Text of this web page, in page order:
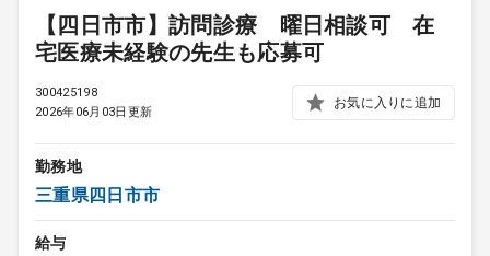
【四日市市】訪問診療 曜日相談可 在
宅医療未経験の先生も応募可
300425198
2026年06月03日更新
お気に入りに追加
勤務地
三重県四日市市
給与